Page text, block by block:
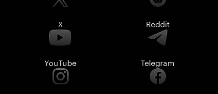
X Reddit
YouTube Telegram